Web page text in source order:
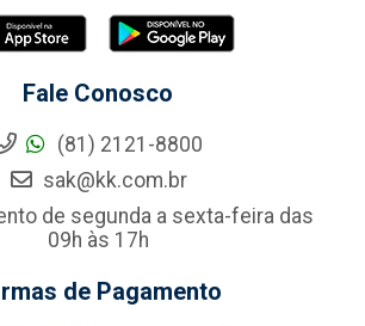
Fale Conosco
(81) 2121-8800
sak@kk.com.br
de segunda a sexta-feira das
09h às 17h
de Pagamento